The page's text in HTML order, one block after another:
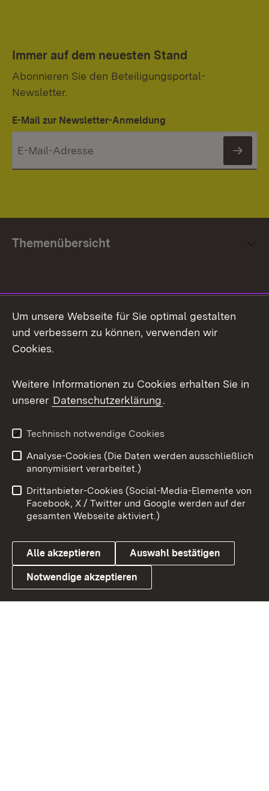
Immer auf dem neuesten Stand
Abonnieren Sie den Beteiligungsportal-
Newsletter.
E-Mail zur Newsletter-Anmeldung
Themenübersicht
Facebook
X / Twitter
Youtube
Link zum Landesportal
Impressum
Kontakt
Barrierefreiheit
Datenschutz
Cookies
Um unsere Webseite für Sie optimal gestalten
und verbessern zu können, verwenden wir
Cookies.
Weitere Informationen zu Cookies erhalten Sie in
unserer Datenschutzerklärung.
Technisch notwendige Cookies
Analyse-Cookies (Die Daten werden ausschließlich
anonymisiert verarbeitet.)
Drittanbieter-Cookies (Social-Media-Elemente von
Facebook, X / Twitter und Google werden auf der
gesamten Webseite aktiviert.)
Alle akzeptieren Auswahl bestätigen
Notwendige akzeptieren